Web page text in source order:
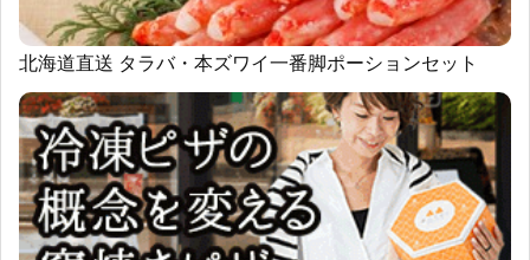
北海道直送 タラバ・本ズワイ一番脚ポーションセット